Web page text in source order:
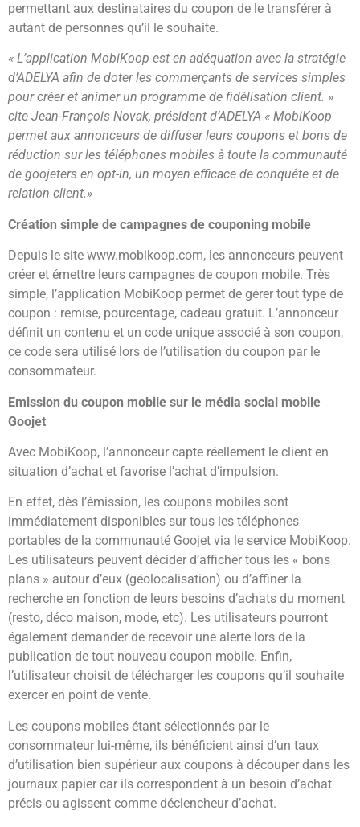
permettant aux destinataires du coupon de le transférer à
autant de personnes qu’il le souhaite.
« L’application MobiKoop est en adéquation avec la stratégie
d’ADELYA afin de doter les commerçants de services simples
pour créer et animer un programme de fidélisation client. »
cite Jean-François Novak, président d’ADELYA « MobiKoop
permet aux annonceurs de diffuser leurs coupons et bons de
réduction sur les téléphones mobiles à toute la communauté
de goojeters en opt-in, un moyen efficace de conquête et de
relation client.»
Création simple de campagnes de couponing mobile
Depuis le site www.mobikoop.com, les annonceurs peuvent
créer et émettre leurs campagnes de coupon mobile. Très
simple, l’application MobiKoop permet de gérer tout type de
coupon : remise, pourcentage, cadeau gratuit. L’annonceur
définit un contenu et un code unique associé à son coupon,
ce code sera utilisé lors de l’utilisation du coupon par le
consommateur.
Emission du coupon mobile sur le média social mobile
Goojet
Avec MobiKoop, l’annonceur capte réellement le client en
situation d’achat et favorise l’achat d’impulsion.
En effet, dès l’émission, les coupons mobiles sont
immédiatement disponibles sur tous les téléphones
portables de la communauté Goojet via le service MobiKoop.
Les utilisateurs peuvent décider d’afficher tous les « bons
plans » autour d’eux (géolocalisation) ou d’affiner la
recherche en fonction de leurs besoins d’achats du moment
(resto, déco maison, mode, etc). Les utilisateurs pourront
également demander de recevoir une alerte lors de la
publication de tout nouveau coupon mobile. Enfin,
l’utilisateur choisit de télécharger les coupons qu’il souhaite
exercer en point de vente.
Les coupons mobiles étant sélectionnés par le
consommateur lui-même, ils bénéficient ainsi d’un taux
d’utilisation bien supérieur aux coupons à découper dans les
journaux papier car ils correspondent à un besoin d’achat
précis ou agissent comme déclencheur d’achat.